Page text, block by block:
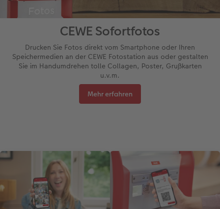
CEWE Sofortfotos
Drucken Sie Fotos direkt vom Smartphone oder Ihren
Speichermedien an der CEWE Fotostation aus oder gestalten
Sie im Handumdrehen tolle Collagen, Poster, Grußkarten
u.v.m.
Mehr erfahren